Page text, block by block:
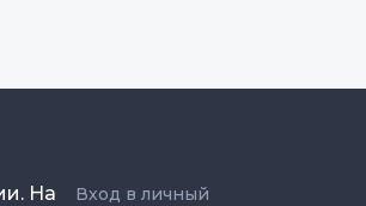
На
Вход в личный